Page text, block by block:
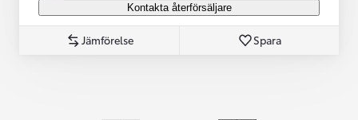
Kontakta återförsäljare
Jämförelse Spara